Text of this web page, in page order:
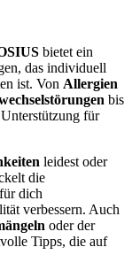
bietet ein
das individuell
ist. Von Allergien
bis
für
leidest oder
die
dich
verbessern. Auch
oder der
Tipps, die auf